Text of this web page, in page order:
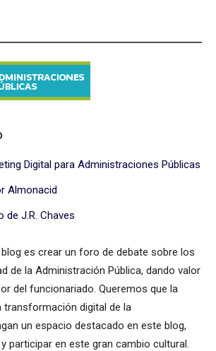
Digital para Administraciones Públicas
Almonacid
de J.R. Chaves
es crear un foro de debate sobre los
de la Administración Pública, dando valor
del funcionariado. Queremos que la
transformación digital de la
un espacio destacado en este blog,
participar en este gran cambio cultural.